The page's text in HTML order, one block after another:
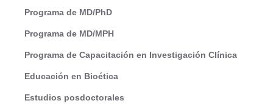
Programa de MD/PhD
Programa de MD/MPH
Programa de Capacitación en Investigación Clínica
Educación en Bioética
Estudios posdoctorales